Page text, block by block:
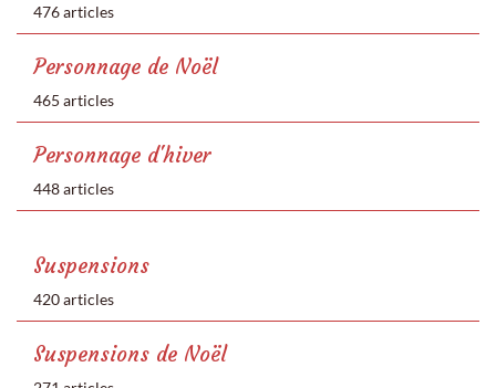
476 articles
Personnage de Noël
465 articles
Personnage d'hiver
448 articles
Suspensions
420 articles
Suspensions de Noël